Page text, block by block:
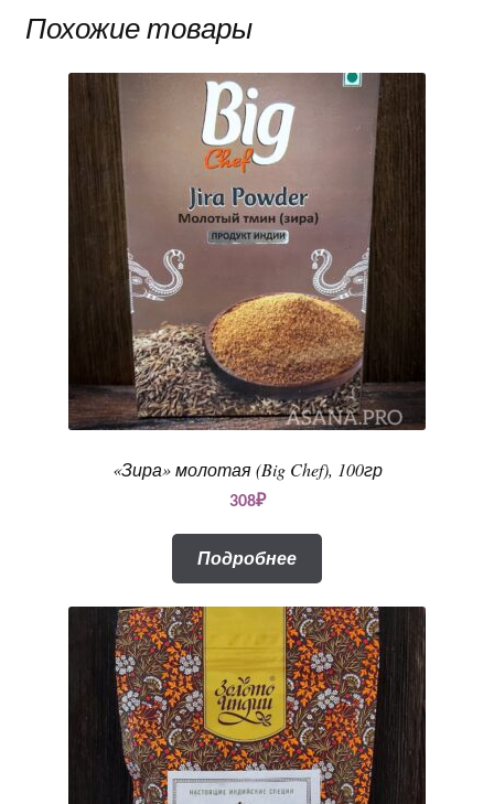
Похожие товары
«Зира» молотая (Big Chef), 100гр
308₽
Подробнее